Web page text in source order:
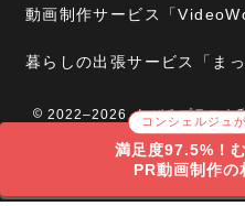
コンシェルジュ
満足度97.5%！
PR動画制作
動画制作サービス「
暮らしの出張サービス「まっ
2022–2026 むびるプラス｜
Web